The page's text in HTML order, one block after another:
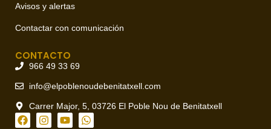
Avisos y alertas
Contactar con comunicación
CONTACTO
966 49 33 69
info@elpoblenoudebenitatxell.com
Carrer Major, 5, 03726 El Poble Nou de Benitatxell